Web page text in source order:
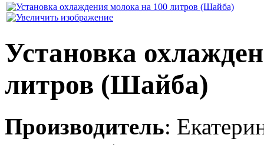
Установка
литров (Шайба)
Производитель: